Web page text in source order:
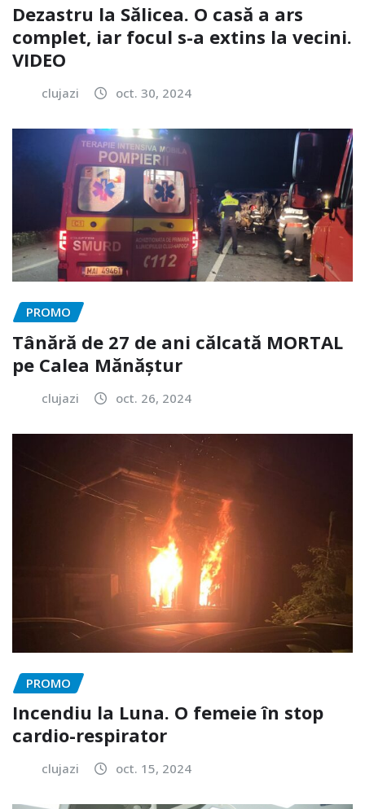
Dezastru la Sălicea. O casă a ars
complet, iar focul s-a extins la vecini.
VIDEO
clujazi oct. 30, 2024
PROMO
Tânără de 27 de ani călcată MORTAL
pe Calea Mănăștur
clujazi oct. 26, 2024
PROMO
Incendiu la Luna. O femeie în stop
cardio-respirator
clujazi oct. 15, 2024